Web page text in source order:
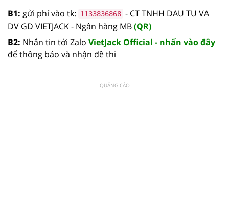
B1: gửi phí vào tk: 1133836868 - CT TNHH DAU TU VA
DV GD VIETJACK - Ngân hàng MB(QR)
B2: Nhắn tin tới Zalo VietJack Official - nhấn vào đây
để thông báo và nhận đề thi
QUẢNG CÁO